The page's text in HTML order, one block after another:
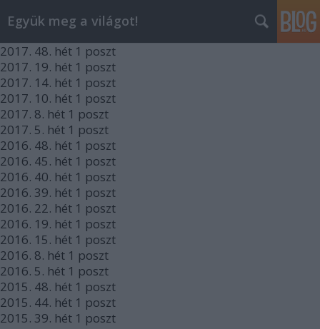
Együk meg a világot!
2017. 48. hét 1 poszt
2017. 19. hét 1 poszt
2017. 14. hét 1 poszt
2017. 10. hét 1 poszt
2017. 8. hét 1 poszt
2017. 5. hét 1 poszt
2016. 48. hét 1 poszt
2016. 45. hét 1 poszt
2016. 40. hét 1 poszt
2016. 39. hét 1 poszt
2016. 22. hét 1 poszt
2016. 19. hét 1 poszt
2016. 15. hét 1 poszt
2016. 8. hét 1 poszt
2016. 5. hét 1 poszt
2015. 48. hét 1 poszt
2015. 44. hét 1 poszt
2015. 39. hét 1 poszt